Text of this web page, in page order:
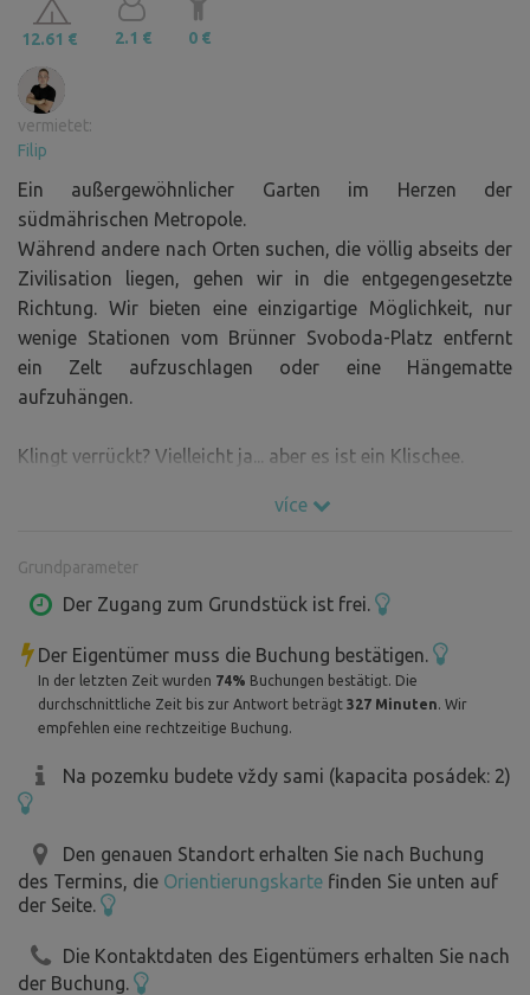
12.61 € 2.1 € 0 €
vermietet:
Filip
Ein außergewöhnlicher Garten im Herzen der
südmährischen Metropole.
Während andere nach Orten suchen, die völlig abseits der
Zivilisation liegen, gehen wir in die entgegengesetzte
Richtung. Wir bieten eine einzigartige Möglichkeit, nur
wenige Stationen vom Brünner Svoboda-Platz entfernt
ein Zelt aufzuschlagen oder eine Hängematte
aufzuhängen.
Klingt verrückt? Vielleicht ja... aber es ist ein Klischee.
mit alten Bäumen und ein wenig Privatsphäre. Und es gibt
Gegenstände. Es ist zwar kein Tresor, aber Sie können Ihr
Hab und Gut sicher unter Verschluss halten und Ihren
Und wenn wir "klein" sagen, meinen wir wirklich klein.
Rundherum gibt es mehrstöckige Häuser, so dass Sie
den Klängen der Fernsehsendung Ulica oder
Klavieretüden aus einem offenen Fenster.
Klingt das noch verrückter? Mag sein. Aber im Garten ist
es wirklich ruhig, nur ab und zu hört man in der Ferne das
více
Grundparameter
Der Zugang zum Grundstück ist frei.
Der Eigentümer muss die Buchung bestätigen.
In der letzten Zeit wurden 74% Buchungen bestätigt. Die
durchschnittliche Zeit bis zur Antwort beträgt 327 Minuten. Wir
empfehlen eine rechtzeitige Buchung.
Na pozemku budete vždy sami (kapacita posádek: 2)
Den genauen Standort erhalten Sie nach Buchung
des Termins, die Orientierungskarte finden Sie unten auf
der Seite.
Die Kontaktdaten des Eigentümers erhalten Sie nach
der Buchung.